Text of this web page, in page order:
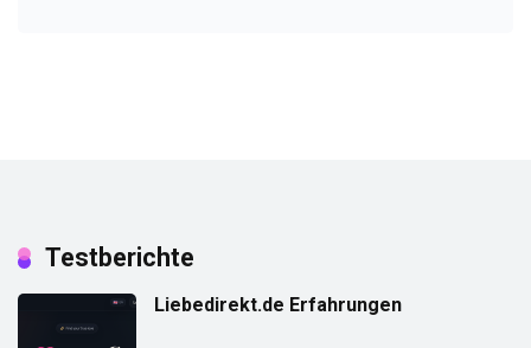
Testberichte
Liebedirekt.de Erfahrungen